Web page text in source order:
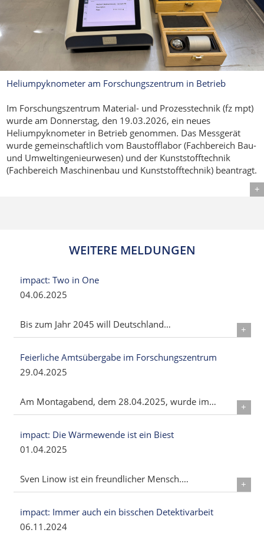
Heliumpyknometer am Forschungszentrum in Betrieb
Im Forschungszentrum Material- und Prozesstechnik (fz mpt)
wurde am Donnerstag, den 19.03.2026, ein neues
Heliumpyknometer in Betrieb genommen. Das Messgerät
wurde gemeinschaftlich vom Baustofflabor (Fachbereich Bau-
und Umweltingenieurwesen) und der Kunststofftechnik
(Fachbereich Maschinenbau und Kunststofftechnik) beantragt.
WEITERE MELDUNGEN
impact: Two in One
04.06.2025
Bis zum Jahr 2045 will Deutschland…
Details
Feierliche Amtsübergabe im Forschungszentrum
29.04.2025
Am Montagabend, dem 28.04.2025, wurde im…
Details
impact: Die Wärmewende ist ein Biest
01.04.2025
Sven Linow ist ein freundlicher Mensch.…
Details
impact: Immer auch ein bisschen Detektivarbeit
06.11.2024